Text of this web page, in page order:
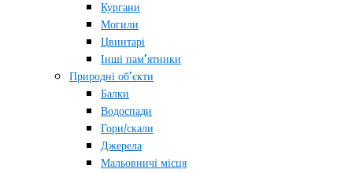
Кургани
Могили
Цвинтарі
Інші пам’ятники
Природні об’єкти
Балки
Водоспади
Гори/скали
Джерела
Мальовничі місця